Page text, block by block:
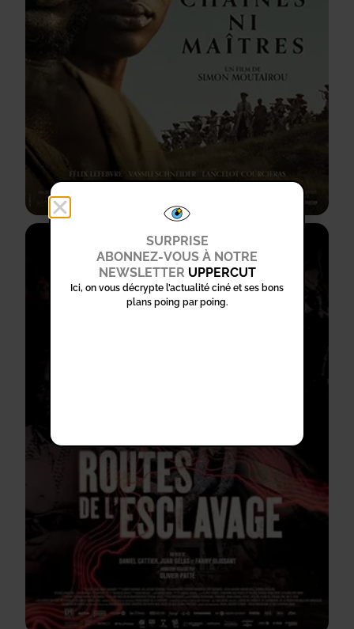
SURPRISE
ABONNEZ-VOUS À NOTRE
NEWSLETTER UPPERCUT
Ici, on vous décrypte l’actualité ciné et ses bons
plans poing par poing.